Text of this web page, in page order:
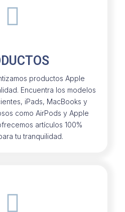
productos Apple
Encuentra los modelos
iPads, MacBooks y
como AirPods y Apple
artículos 100%
tu tranquilidad.